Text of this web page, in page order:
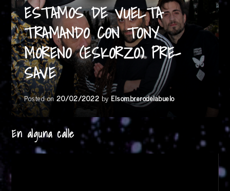
ESTAMOS DE VUELTA
TRAMANDO CON TONY
MORENO (ESKORZO) PRE-
SAVE
Posted on20/02/2022 by Elsombrerodelabuelo
En alguna calle
de
vídeo